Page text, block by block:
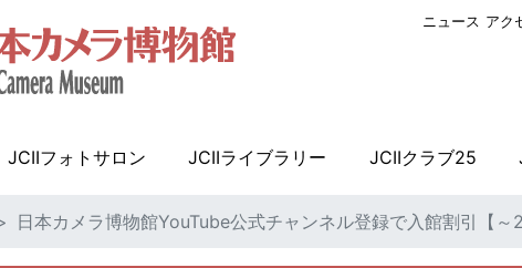
JCIIフォトサロン JCIIライブラリー JCIIクラブ25
ニュース アク
日本カメラ博物館YouTube公式チャンネル登録で入館割引【～